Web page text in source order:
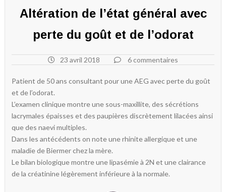
Altération de l’état général avec
perte du goût et de l’odorat
23 avril 2018 6 commentaires
Patient de 50 ans consultant pour une AEG avec perte du goût
et de l’odorat.
L’examen clinique montre une sous-maxillite, des sécrétions
lacrymales épaisses et des paupières discrètement lilacées ainsi
que des naevi multiples.
Dans les antécédents on note une rhinite allergique et une
maladie de Biermer chez la mère.
Le bilan biologique montre une lipasémie à 2N et une clairance
de la créatinine légèrement inférieure à la normale.